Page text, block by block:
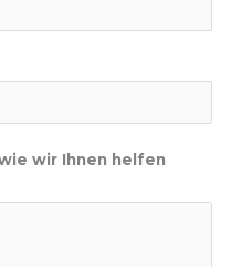
wir Ihnen helfen